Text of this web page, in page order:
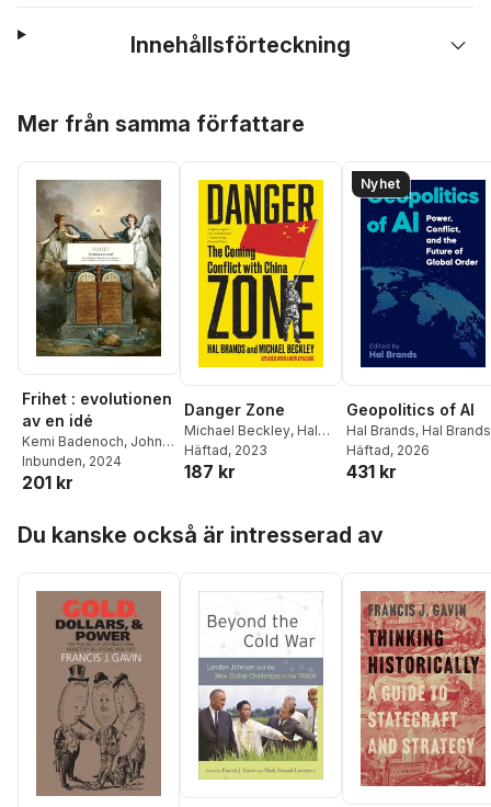
Innehållsförteckning
Mer från samma författare
Frihet : evolutionen
av en idé
Kemi Badenoch, John
Bew,Adrian Bradshaw
Hal Brands
Daouda,Peter
Frazier
Matthew Goodwin
Katja Hoyer,Jeremy
Jennings,Robert
Johnson,Alexander
Margaret
MacMillan, Janne
Haaland Matláry,
Richard Miles,Fraser
Nelson,Jesse Norman
Iuliia Osmolovska,
Charly Salonius-
Inbunden, 2024
201 kr
Danger Zone
Michael Beckley, Hal
Brands
Häftad, 2023
187 kr
Nyhet
Geopolitics of AI
Hal Brands, Hal Brands
Häftad, 2026
431 kr
Du kanske också är intresserad av